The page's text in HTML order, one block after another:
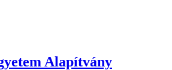
Alapítvány